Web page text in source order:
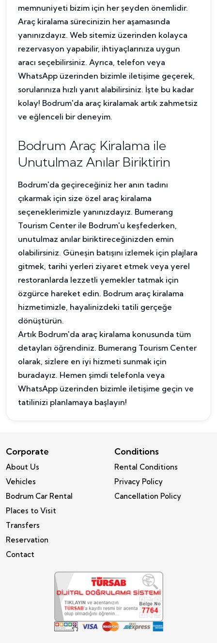
memnuniyeti bizim için her şeyden önemlidir.
Araç kiralama sürecinizin her aşamasında
yanınızdayız. Web sitemiz üzerinden kolayca
rezervasyon yapabilir, ihtiyaçlarınıza uygun
aracı seçebilirsiniz. Ayrıca, telefon veya
WhatsApp üzerinden bizimle iletişime geçerek,
sorularınıza hızlı yanıt alabilirsiniz. İşte bu kadar
kolay! Bodrum'da araç kiralamak artık zahmetsiz
ve eğlenceli bir deneyim.
Bodrum Araç Kiralama ile
Unutulmaz Anılar Biriktirin
Bodrum'da geçireceğiniz her anın tadını
çıkarmak için size özel araç kiralama
seçeneklerimizle yanınızdayız. Bumerang
Tourism Center ile Bodrum'u keşfederken,
unutulmaz anılar biriktireceğinizden emin
olabilirsiniz. Güneşin batışını izlemek için plajlara
gitmek, tarihi yerleri ziyaret etmek veya yerel
restoranlarda lezzetli yemekler tatmak için
özgürce hareket edin. Bodrum araç kiralama
hizmetimizle, hayalinizdeki tatili gerçeğe
dönüştürün.
Artık Bodrum'da araç kiralama konusunda tüm
detayları öğrendiniz. Bumerang Tourism Center
olarak, sizlere en iyi hizmeti sunmak için
buradayız. Hemen şimdi telefonla veya
WhatsApp üzerinden bizimle iletişime geçin ve
tatilinizi planlamaya başlayın!
Corporate
About Us
Vehicles
Bodrum Car Rental
Places to Visit
Transfers
Reservation
Contact
Conditions
Rental Conditions
Privacy Policy
Cancellation Policy